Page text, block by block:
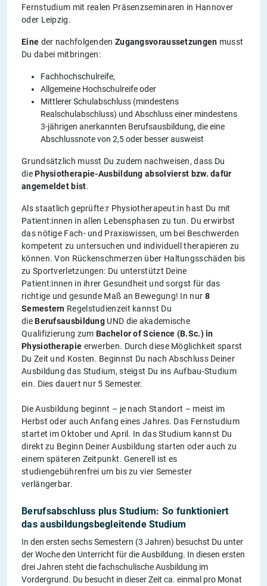
Fernstudium mit realen Präsenzseminaren in Hannover
oder Leipzig.
Eine der nachfolgenden Zugangsvoraussetzungen musst
Du dabei mitbringen:
Fachhochschulreife,
Allgemeine Hochschulreife oder
Mittlerer Schulabschluss (mindestens
Realschulabschluss) und Abschluss einer mindestens
3-jährigen anerkannten Berufsausbildung, die eine
Abschlussnote von 2,5 oder besser ausweist
Grundsätzlich musst Du zudem nachweisen, dass Du
diePhysiotherapie-Ausbildung absolvierst bzw. dafür
angemeldet bist.
Als staatlich geprüfte:r Physiotherapeut:in hast Du mit
Patient:innen in allen Lebensphasen zu tun. Du erwirbst
das nötige Fach- und Praxiswissen, um bei Beschwerden
kompetent zu untersuchen und individuell therapieren zu
können. Von Rückenschmerzen über Haltungsschäden bis
zu Sportverletzungen: Du unterstützt Deine
Patient:innen in ihrer Gesundheit und sorgst für das
richtige und gesunde Maß an Bewegung! In nur 8
Semestern Regelstudienzeit kannst Du
dieBerufsausbildung UND die akademische
Qualifizierung zum Bachelor of Science (B.Sc.) in
Physiotherapie erwerben. Durch diese Möglichkeit sparst
Du Zeit und Kosten. Beginnst Du nach Abschluss Deiner
Ausbildung das Studium, steigst Du ins Aufbau-Studium
ein. Dies dauert nur 5 Semester.
Die Ausbildung beginnt – je nach Standort – meist im
Herbst oder auch Anfang eines Jahres. Das Fernstudium
startet im Oktober und April. In das Studium kannst Du
direkt zu Beginn Deiner Ausbildung starten oder auch zu
einem späteren Zeitpunkt. Generell ist es
studiengebührenfrei um bis zu vier Semester
verlängerbar.
Berufsabschluss plus Studium: So funktioniert
das ausbildungsbegleitende Studium
In den ersten sechs Semestern (3 Jahren) besuchst Du unter
der Woche den Unterricht für die Ausbildung. In diesen ersten
drei Jahren steht die fachschulische Ausbildung im
Vordergrund. Du besucht in dieser Zeit ca. einmal pro Monat